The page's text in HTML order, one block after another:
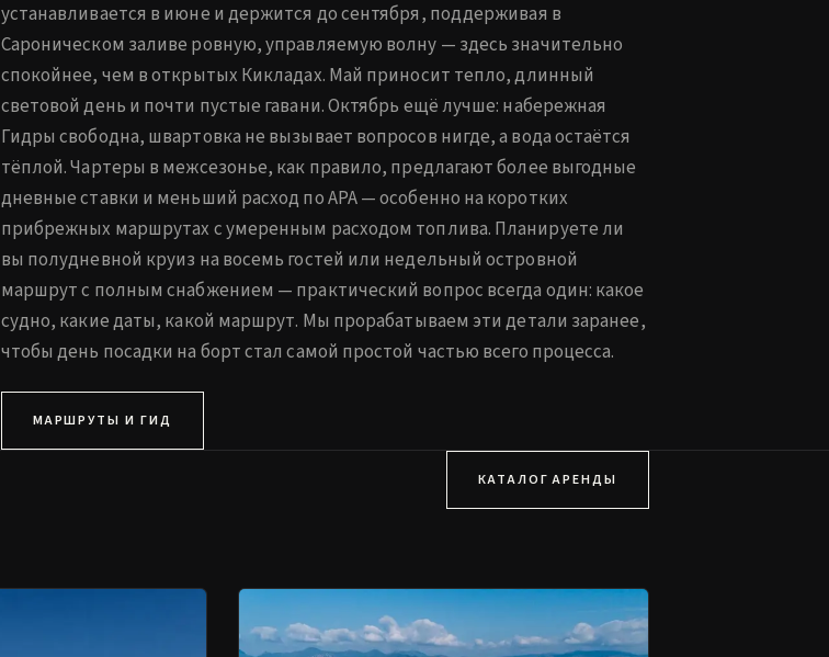
устанавливается в июне и держится до сентября, поддерживая в
Сароническом заливе ровную, управляемую волну — здесь значительно
спокойнее, чем в открытых Кикладах. Май приносит тепло, длинный
световой день и почти пустые гавани. Октябрь ещё лучше: набережная
Гидры свободна, швартовка не вызывает вопросов нигде, а вода остаётся
тёплой. Чартеры в межсезонье, как правило, предлагают более выгодные
дневные ставки и меньший расход по APA — особенно на коротких
прибрежных маршрутах с умеренным расходом топлива. Планируете ли
вы полудневной круиз на восемь гостей или недельный островной
маршрут с полным снабжением — практический вопрос всегда один: какое
судно, какие даты, какой маршрут. Мы прорабатываем эти детали заранее,
чтобы день посадки на борт стал самой простой частью всего процесса.
МАРШРУТЫ И ГИД
КАТАЛОГ АРЕНДЫ